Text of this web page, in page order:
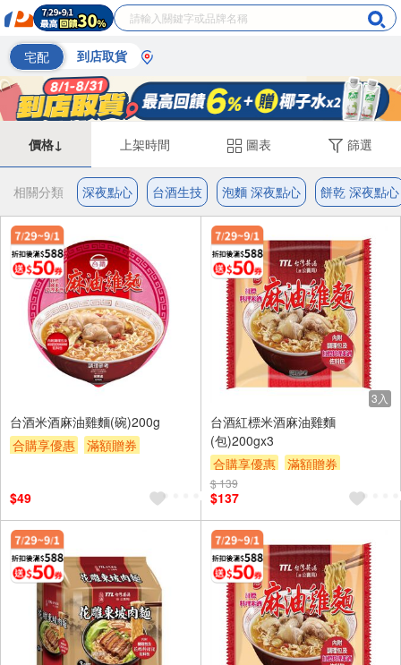
宅配 到店取貨
價格↓ 上架時間 圖表 篩選
相關分類 深夜點心 台酒生技 泡麵 深夜點心 餅乾 深夜點心
台酒米酒麻油雞麵(碗)200g
合購享優惠
滿額贈券
$49
3入
台酒紅標米酒麻油雞麵
(包)200gx3
合購享優惠
滿額贈券
贈$200
$ 139
$137